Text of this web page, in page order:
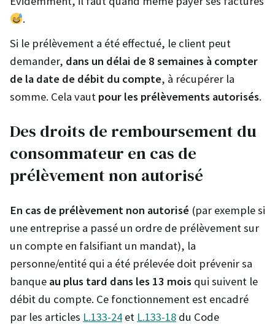
.
Si le prélèvement a été effectué, le client peut
demander, dans un délai de 8 semaines à compter
de la date de débit du compte, à récupérer la
somme. Cela vaut pour les prélèvements autorisés.
Des droits de remboursement du
consommateur en cas de
prélèvement non autorisé
En cas de prélèvement non autorisé (par exemple si
une entreprise a passé un ordre de prélèvement sur
un compte en falsifiant un mandat), la
personne/entité qui a été prélevée doit prévenir sa
banque au plus tard dans les 13 mois qui suivent le
débit du compte. Ce fonctionnement est encadré
par les articles L.133-24 et L.133-18 du Code